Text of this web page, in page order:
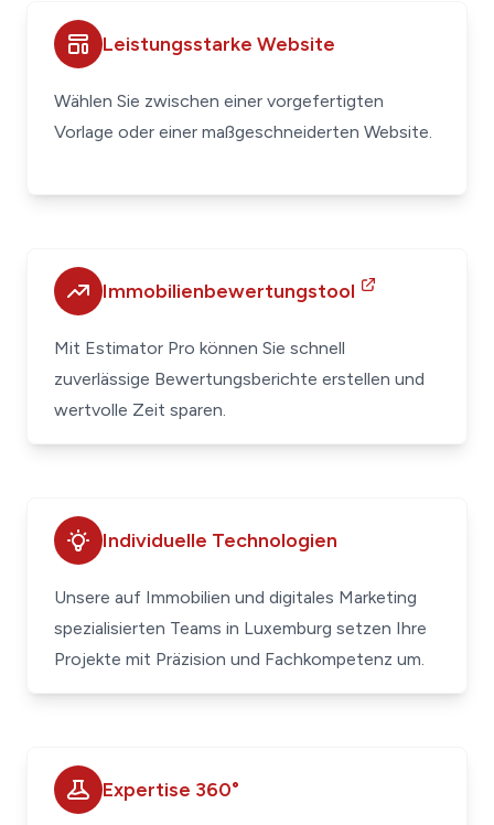
Leistungsstarke Website
Wählen Sie zwischen einer vorgefertigten
Vorlage oder einer maßgeschneiderten Website.
Immobilienbewertungstool
Mit Estimator Pro können Sie schnell
zuverlässige Bewertungsberichte erstellen und
wertvolle Zeit sparen.
Individuelle Technologien
Unsere auf Immobilien und digitales Marketing
spezialisierten Teams in Luxemburg setzen Ihre
Projekte mit Präzision und Fachkompetenz um.
Expertise 360°